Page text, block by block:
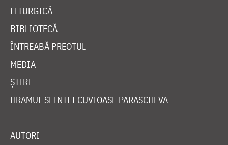
LITURGICĂ
BIBLIOTECĂ
ÎNTREABĂ PREOTUL
MEDIA
ȘTIRI
HRAMUL SFINTEI CUVIOASE PARASCHEVA
AUTORI